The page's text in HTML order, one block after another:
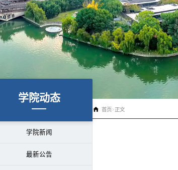
学院动态
学院新闻
最新公告
首页>正文